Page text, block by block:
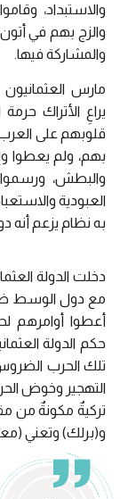
والاستبداد،
والزج بهم في
والمشاركة فيها.
مارس
يراعِ الأتراك
قلوبهم على
بهم، ولم يعطوا
والبطش،
العبودية
به نظام يزعم أنه
مع دول الوسط ضد
أعطوا أوامرهم
حكم الدولة
تلك الحرب
التهجير وخوض
تركيةٌ مكونةٌ من
و(برلك) وتعني